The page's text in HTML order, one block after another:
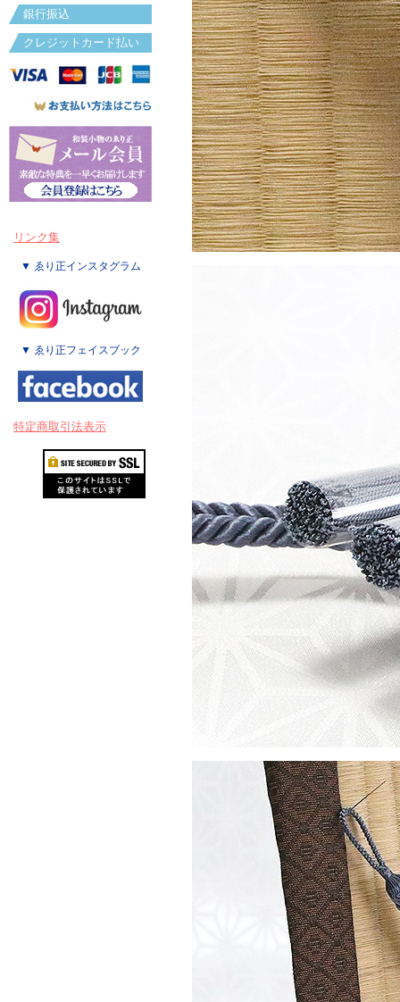
銀行振込
クレジットカード払い
リンク集
▼ ゑり正インスタグラム
▼ ゑり正フェイスブック
特定商取引法表示